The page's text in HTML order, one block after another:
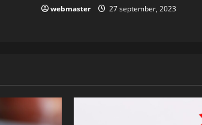
webmaster 27 september, 2023